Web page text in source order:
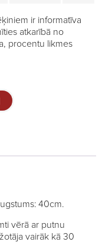
ir informatīva
atkarībā no
procentu likmes
40cm.
vērā ar putnu
vairāk kā 30